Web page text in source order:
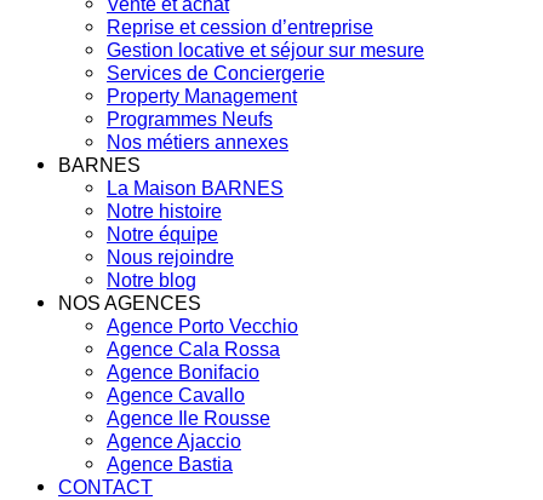
Vente et achat
Reprise et cession d’entreprise
Gestion locative et séjour sur mesure
Services de Conciergerie
Property Management
Programmes Neufs
Nos métiers annexes
BARNES
La Maison BARNES
Notre histoire
Notre équipe
Nous rejoindre
Notre blog
NOS AGENCES
Agence Porto Vecchio
Agence Cala Rossa
Agence Bonifacio
Agence Cavallo
Agence Ile Rousse
Agence Ajaccio
Agence Bastia
CONTACT